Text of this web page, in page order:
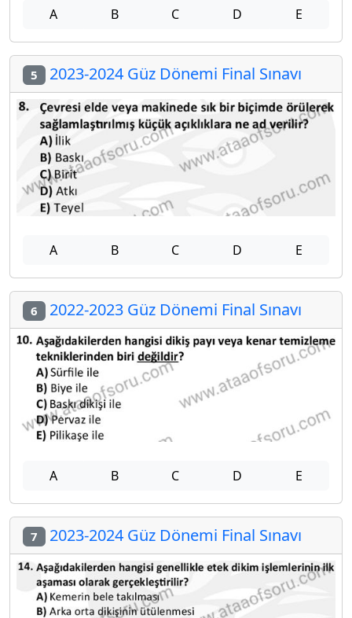
A B C D E
5 2023-2024 Güz Dönemi Final Sınavı
A B C D E
6 2022-2023 Güz Dönemi Final Sınavı
A B C D E
7 2023-2024 Güz Dönemi Final Sınavı